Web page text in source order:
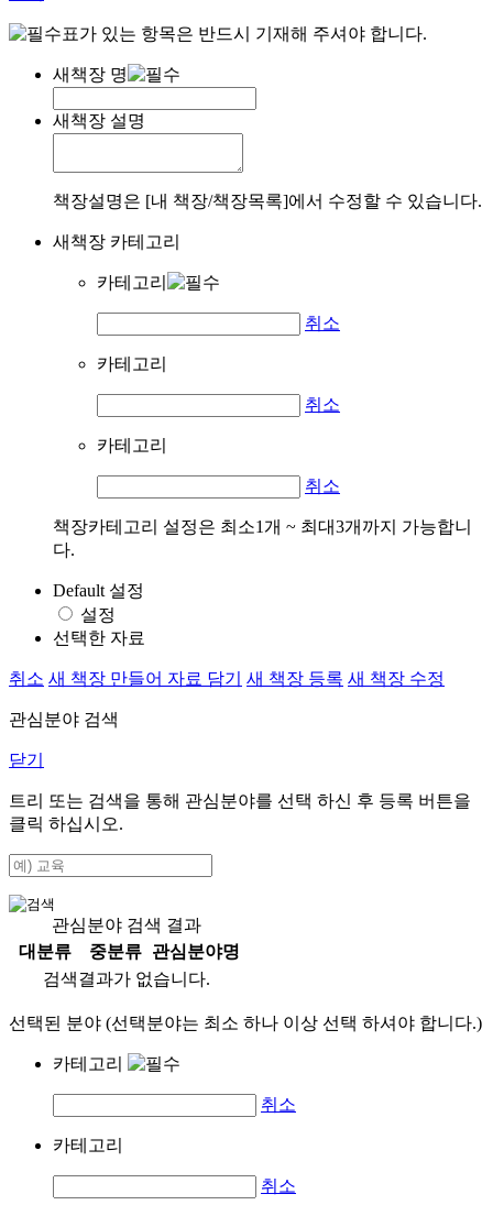
표가 있는 항목은 반드시 기재해 주셔야 합니다.
새책장 명
새책장 설명
책장설명은 [내 책장/책장목록]에서 수정할 수 있습니다.
새책장 카테고리
카테고리
취소
카테고리
취소
카테고리
취소
책장카테고리 설정은 최소1개 ~ 최대3개까지 가능합니
다.
Default 설정
설정
선택한 자료
취소 새 책장 만들어 자료 담기 새 책장 등록 새 책장 수정
관심분야 검색
닫기
트리 또는 검색을 통해 관심분야를 선택 하신 후 등록 버튼을
클릭 하십시오.
관심분야 검색 결과
대분류
중분류
관심분야명
검색결과가 없습니다.
선택된 분야 (선택분야는 최소 하나 이상 선택 하셔야 합니다.)
카테고리
취소
카테고리
취소